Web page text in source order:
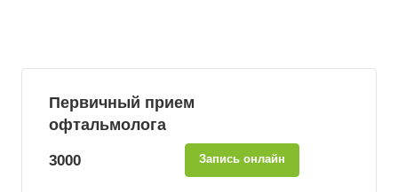
Первичный прием
офтальмолога
3000 Запись онлайн